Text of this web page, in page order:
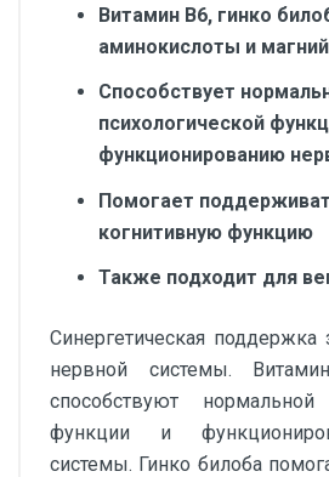
Витамин B6, гинко
аминокислоты и магний
Способствует
психологической
функционированию
Помогает
когнитивную функцию
Также подходит для
Синергетическая
нервной системы.
способствуют нормальной
функции и
системы. Гинко билоба